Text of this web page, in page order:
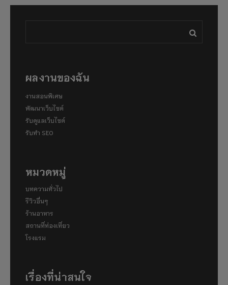
ผลงานของฉัน
งานสอนพิเศษ
พัฒนาเว็บไซต์
รับดูแลเว็บไซต์
รับทำ SEO
หมวดหมู่
บทความทั่วไป
รีวิวอื่นๆ
ร้านอาหาร
สถานที่ท่องเที่ยว
โรงแรม
เรื่องที่น่าสนใจ